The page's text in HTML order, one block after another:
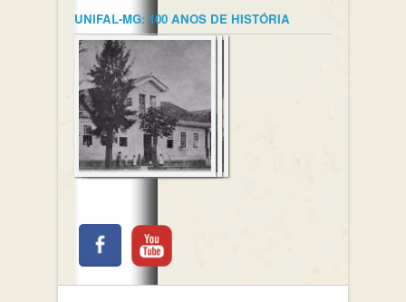
UNIFAL-MG: 100 ANOS DE HISTÓRIA